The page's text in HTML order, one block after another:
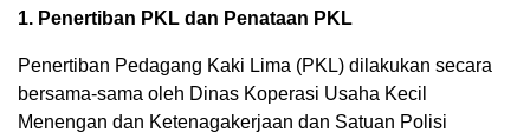
1. Penertiban PKL dan Penataan PKL
Penertiban Pedagang Kaki Lima (PKL) dilakukan secara
bersama-sama oleh Dinas Koperasi Usaha Kecil
Menengan dan Ketenagakerjaan dan Satuan Polisi